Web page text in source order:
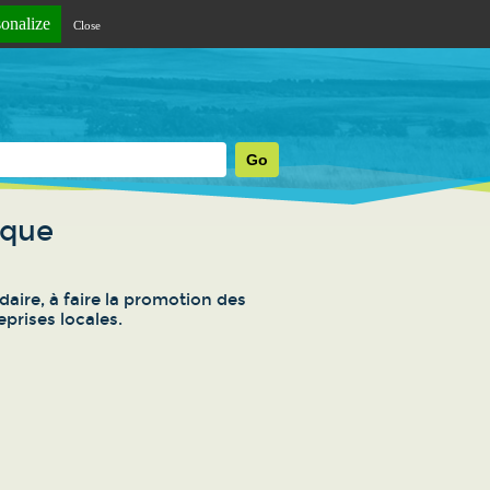
à faire la promotion des
locales.
Close